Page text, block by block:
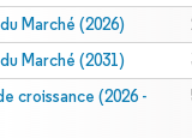
Marché (2026)
Marché (2031)
croissance (2026 -